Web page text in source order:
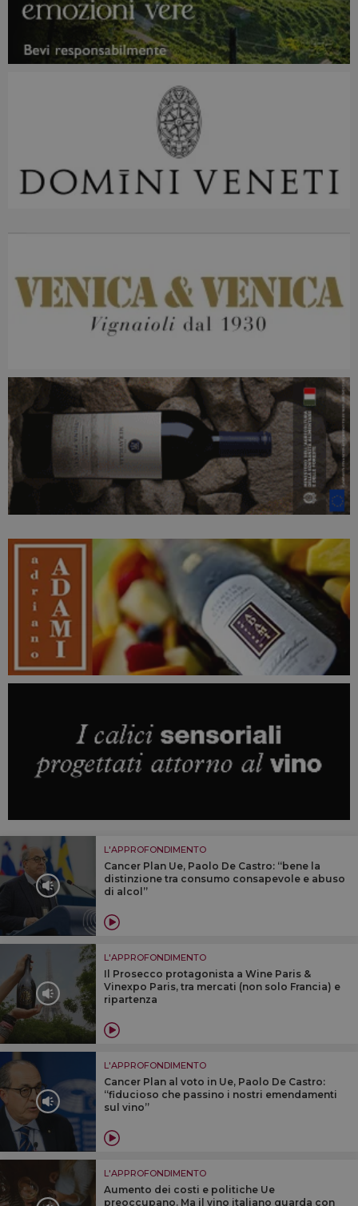
L'APPROFONDIMENTO
Cancer Plan Ue, Paolo De Castro: “bene la
distinzione tra consumo consapevole e abuso
di alcol”
L'APPROFONDIMENTO
Il Prosecco protagonista a Wine Paris &
Vinexpo Paris, tra mercati (non solo Francia) e
ripartenza
L'APPROFONDIMENTO
Cancer Plan al voto in Ue, Paolo De Castro:
“fiducioso che passino i nostri emendamenti
sul vino”
L'APPROFONDIMENTO
Aumento dei costi e politiche Ue
preoccupano. Ma il vino italiano guarda con